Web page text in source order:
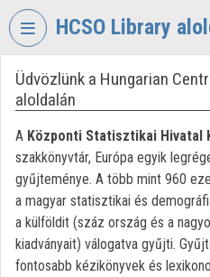
Skip header
HCSO Library
VIDEO TORIUM
HUNGARIAN
CENTRAL
STATISTICAL
OFFICE
LIBRARY
Organization home
Üdvözlünk a Hungarian
aloldalán
A Központi Statisztikai Hivatal
szakkönyvtár, Európa egyik
gyűjteménye. A több mint 960
a magyar statisztikai és
a külföldit (száz ország és a
kiadványait) válogatva gyűjti.
fontosabb kézikönyvek és